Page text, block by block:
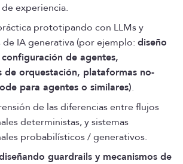
experiencia.
prototipando con LLMs y
de IA generativa (por ejemplo: diseño
de agentes,
de orquestación, plataformas no-
para agentes o similares).
de las diferencias entre flujos
deterministas, y sistemas
probabilísticos / generativos.
guardrails y mecanismos de